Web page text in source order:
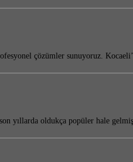
çözümler sunuyoruz.
yıllarda oldukça popüler hale